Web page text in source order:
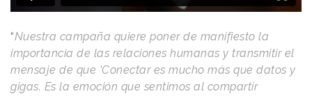
“Nuestra campaña quiere poner de manifiesto la
importancia de las relaciones humanas y transmitir el
mensaje de que ‘Conectar es mucho más que datos y
gigas. Es la emoción que sentimos al compartir